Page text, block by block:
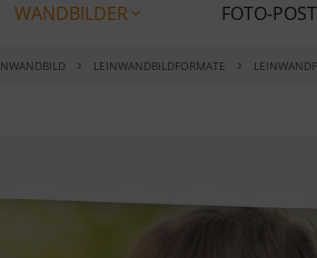
WANDBILDER FOTO-
LEINWANDBILDFORMATE